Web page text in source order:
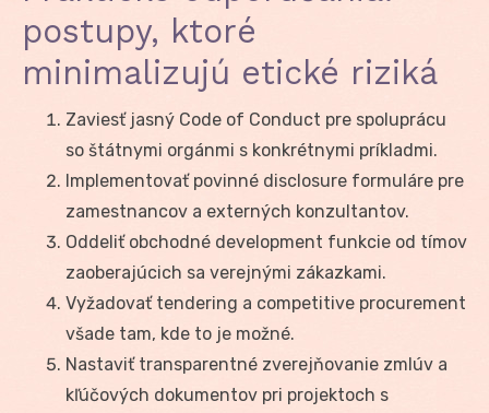
postupy, ktoré
minimalizujú etické riziká
Zaviesť jasný Code of Conduct pre spoluprácu
so štátnymi orgánmi s konkrétnymi príkladmi.
Implementovať povinné disclosure formuláre pre
zamestnancov a externých konzultantov.
Oddeliť obchodné development funkcie od tímov
zaoberajúcich sa verejnými zákazkami.
Vyžadovať tendering a competitive procurement
všade tam, kde to je možné.
Nastaviť transparentné zverejňovanie zmlúv a
kľúčových dokumentov pri projektoch s